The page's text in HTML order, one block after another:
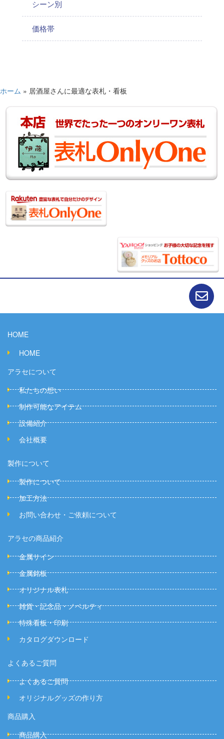
シーン別
価格帯
ホーム » 居酒屋さんに最適な表札・看板
HOME
HOME
アラセについて
私たちの想い
制作可能なアイテム
設備紹介
会社概要
製作について
製作について
加工方法
お問い合わせ・ご依頼について
アラセの商品紹介
金属サイン
金属銘板
オリジナル表札
雑貨・記念品・ノベルティ
特殊看板・印刷
カタログダウンロード
よくあるご質問
よくあるご質問
オリジナルグッズの作り方
商品購入
商品購入